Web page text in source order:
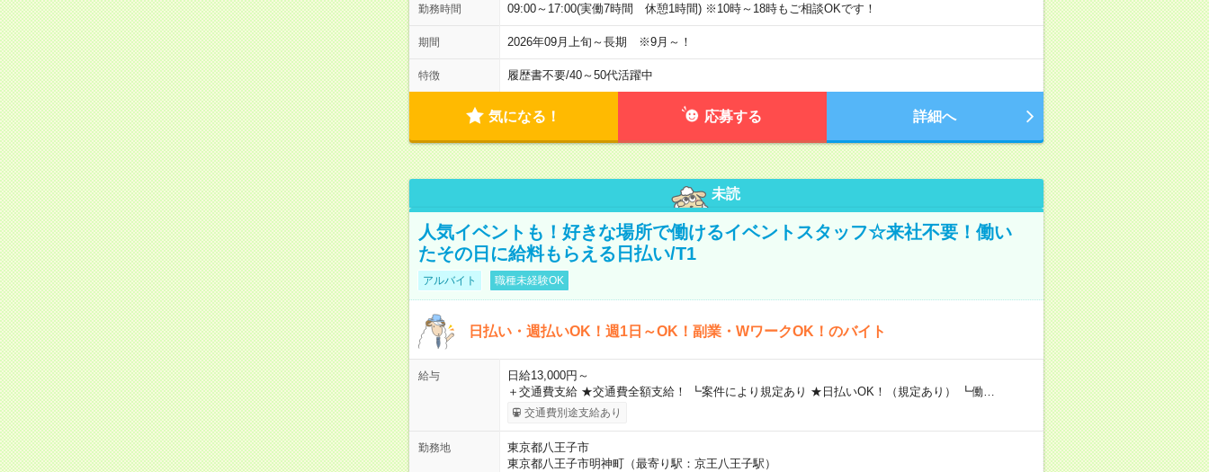
勤務時間 09:00～17:00(実働7時間 休憩1時間) ※10時～18時もご相談OKです！
期間 2026年09月上旬～長期 ※9月～！
特徴 履歴書不要/40～50代活躍中
気になる！ 応募する 詳細へ
未読
人気イベントも！好きな場所で働けるイベントスタッフ☆来社不要！働い
たその日に給料もらえる日払い/T1
アルバイト 職種未経験OK
日払い・週払いOK！週1日～OK！副業・WワークOK！のバイト
給与
日給13,000円～
＋交通費支給 ★交通費全額支給！ ┗案件により規定あり ★日払いOK！（規定あり） ┗働…
交通費別途支給あり
勤務地
東京都八王子市
東京都八王子市明神町（最寄り駅：京王八王子駅）